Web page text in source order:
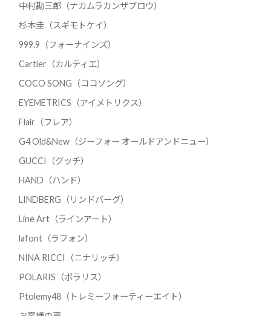
中村勘三郎（ナカムラカンザブロウ）
杉本圭（スギモトケイ）
999.9（フォーナインズ）
Cartier（カルティエ）
COCO SONG（ココソング）
EYEMETRICS（アイメトリクス）
Flair（フレア）
G4 Old&New（ジーフォー オールドアンドニュー）
GUCCI（グッチ）
HAND（ハンド）
LINDBERG（リンドバーグ）
Line Art（ラインアート）
lafont（ラフォン）
NINA RICCI（ニナリッチ）
POLARIS（ポラリス）
Ptolemy48（トレミーフォーティーエイト）